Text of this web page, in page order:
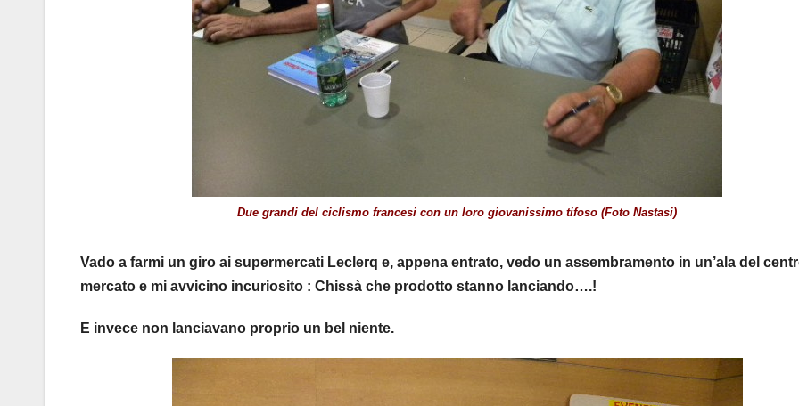
Due grandi del ciclismo francesi con un loro giovanissimo tifoso (Foto Nastasi)
Vado a farmi un giro ai supermercati Leclerq e, appena entrato, vedo un assembramento in un’ala del
mercato e mi avvicino incuriosito : Chissà che prodotto stanno lanciando….!
E invece non lanciavano proprio un bel niente.